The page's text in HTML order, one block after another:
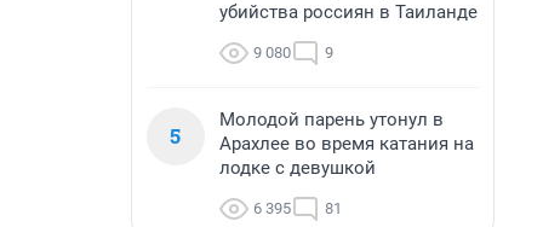
убийства россиян в Таиланде
9 080 9
5
Молодой парень утонул в
Арахлее во время катания на
лодке с девушкой
6 395 81